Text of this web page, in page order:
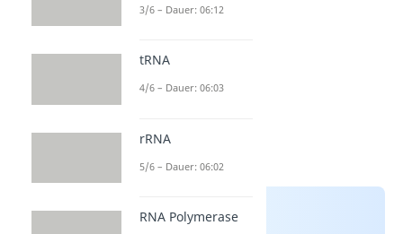
3/6 – Dauer: 06:12
tRNA
4/6 – Dauer: 06:03
rRNA
5/6 – Dauer: 06:02
RNA Polymerase